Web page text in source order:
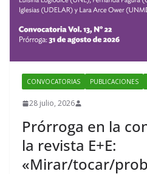
CONVOCATORIAS PUBLICACIONES
28 julio, 2026
Prórroga en la
la revista E+E:
«Mirar/tocar/